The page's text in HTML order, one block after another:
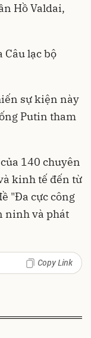
Hồ Valdai,
Câu lạc bộ
sự kiện này
Putin tham
140 chuyên
kinh tế đến từ
"Đa cực công
ninh và phát
Copy Link